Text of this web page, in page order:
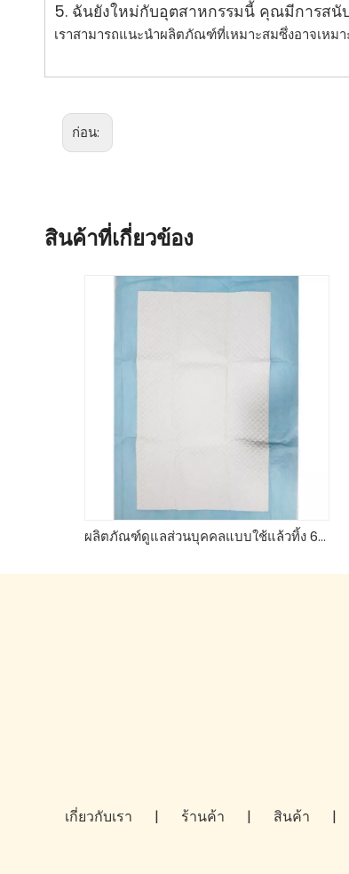
5. ฉันยังใหม่กับอุตสาหกรรมนี้ คุณมีการสนั
เราสามารถแนะนำผลิตภัณฑ์ที่เหมาะสมซึ่งอาจเห
ก่อน:
สินค้าที่เกี่ยวข้อง
ผลิตภัณฑ์ดูแลส่วนบุคคลแบบใช้แล้วทิ้ง 60*90 อันเดอร์แพดจาก Wesburg แบรนด์แคร์ แกนดูดซับที่แข็งแกร่งจากเยื่อไม้ของสหรัฐอเมริกา
เกี่ยวกับเรา | ร้านค้า | สินค้า |